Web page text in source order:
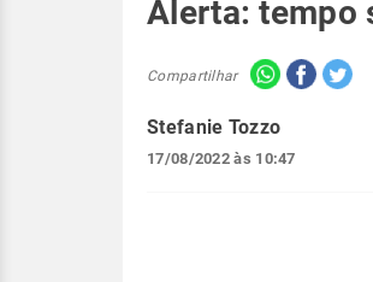
Alerta: tempo
Compartilhar
Stefanie Tozzo
17/08/2022 às 10:47